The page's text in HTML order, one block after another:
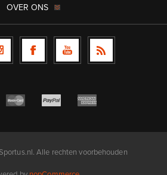
OVER ONS
Alle rechten voorbehouden